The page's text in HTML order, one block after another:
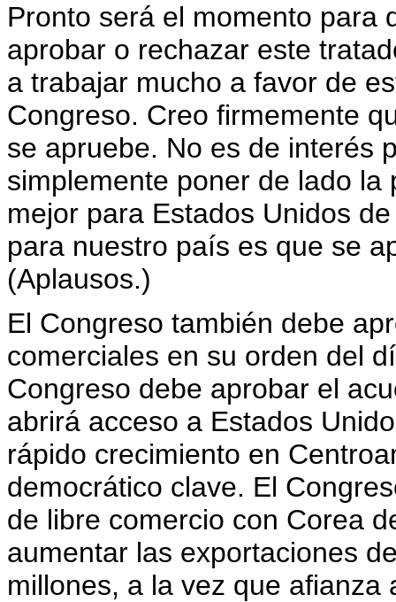
Pronto será el momento para
aprobar o rechazar este
a trabajar mucho a favor de
Congreso. Creo firmemente
se apruebe. No es de interés
simplemente poner de lado
mejor para Estados Unidos
para nuestro país es que se
(Aplausos.)
El Congreso también debe
comerciales en su orden del
Congreso debe aprobar el
abrirá acceso a Estados
rápido crecimiento en
democrático clave. El
de libre comercio con Corea
aumentar las exportaciones
millones, a la vez que afianza